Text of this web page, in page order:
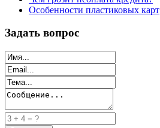
Особенности пластиковых карт
Задать вопрос